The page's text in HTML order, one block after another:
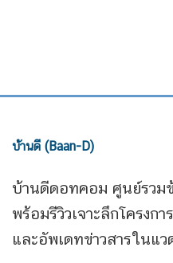
บ้านดี (Baan-D)
บ้านดีดอทคอม ศูนย์รวม
พร้อมรีวิวเจาะลึกโครงก
และอัพเดทข่าวสารในแว